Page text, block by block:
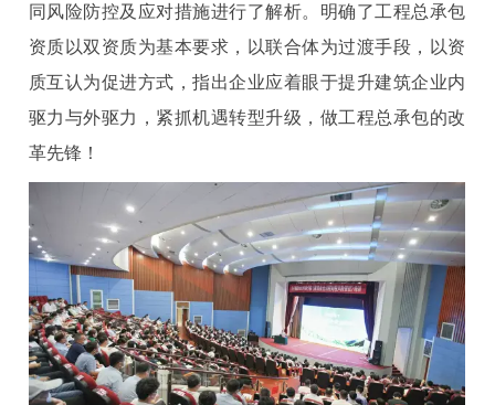
同风险防控及应对措施进行了解析。明确了工程总承包
资质以双资质为基本要求，以联合体为过渡手段，以资
质互认为促进方式，指出企业应着眼于提升建筑企业内
驱力与外驱力，紧抓机遇转型升级，做工程总承包的改
革先锋！